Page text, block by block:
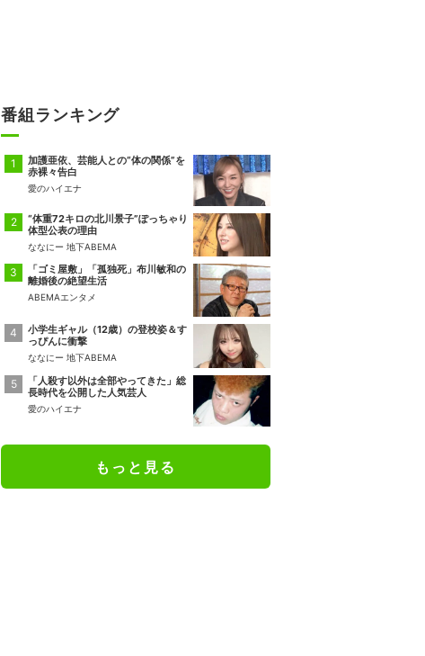
番組ランキング
加護亜依、芸能人との“体の関係”を
赤裸々告白
愛のハイエナ
“体重72キロの北川景子”ぽっちゃり
体型公表の理由
ななにー 地下ABEMA
「ゴミ屋敷」「孤独死」布川敏和の
離婚後の絶望生活
ABEMAエンタメ
小学生ギャル（12歳）の登校姿＆す
っぴんに衝撃
ななにー 地下ABEMA
「人殺す以外は全部やってきた」総
長時代を公開した人気芸人
愛のハイエナ
もっと見る